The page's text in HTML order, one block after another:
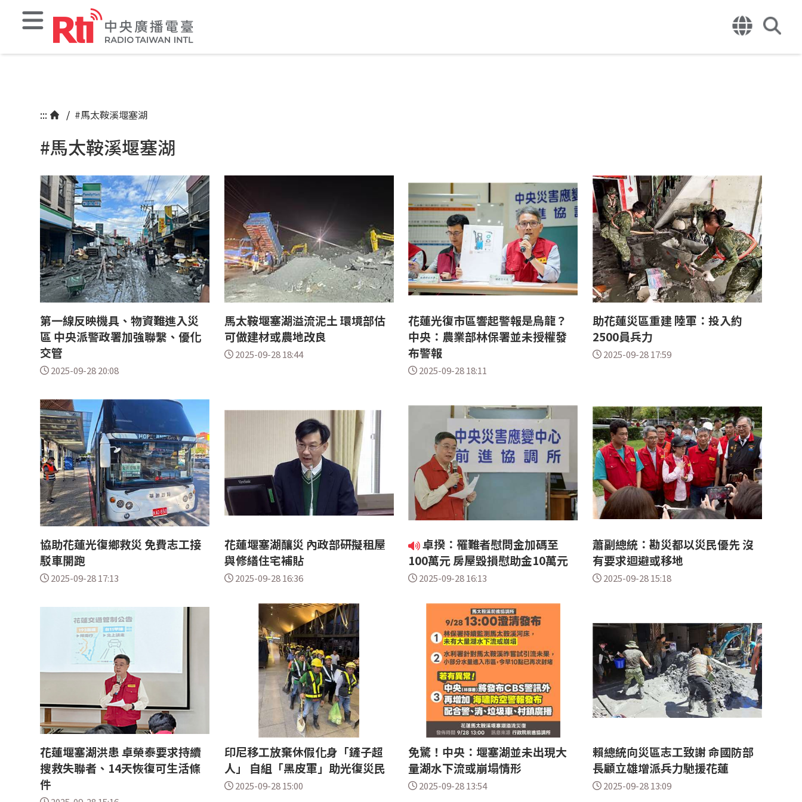
::: / #馬太鞍溪堰塞湖
#馬太鞍溪堰塞湖
第一線反映機具、物資難進入災
區 中央派警政署加強聯繫、優化
交管
2025-09-28 20:08
馬太鞍堰塞湖溢流泥土 環境部估
可做建材或農地改良
2025-09-28 18:44
花蓮光復市區響起警報是烏龍？
中央：農業部林保署並未授權發
布警報
2025-09-28 18:11
助花蓮災區重建 陸軍：投入約
2500員兵力
2025-09-28 17:59
協助花蓮光復鄉救災 免費志工接
駁車開跑
2025-09-28 17:13
花蓮堰塞湖釀災 內政部研擬租屋
與修繕住宅補貼
2025-09-28 16:36
卓揆：罹難者慰問金加碼至
100萬元 房屋毀損慰助金10萬元
2025-09-28 16:13
蕭副總統：勘災都以災民優先 沒
有要求迴避或移地
2025-09-28 15:18
花蓮堰塞湖洪患 卓榮泰要求持續
搜救失聯者、14天恢復可生活條
件
印尼移工放棄休假化身「鏟子超
人」 自組「黑皮軍」助光復災民
2025-09-28 15:00
免驚！中央：堰塞湖並未出現大
量湖水下流或崩塌情形
2025-09-28 13:54
賴總統向災區志工致謝 命國防部
長顧立雄增派兵力馳援花蓮
2025-09-28 13:09